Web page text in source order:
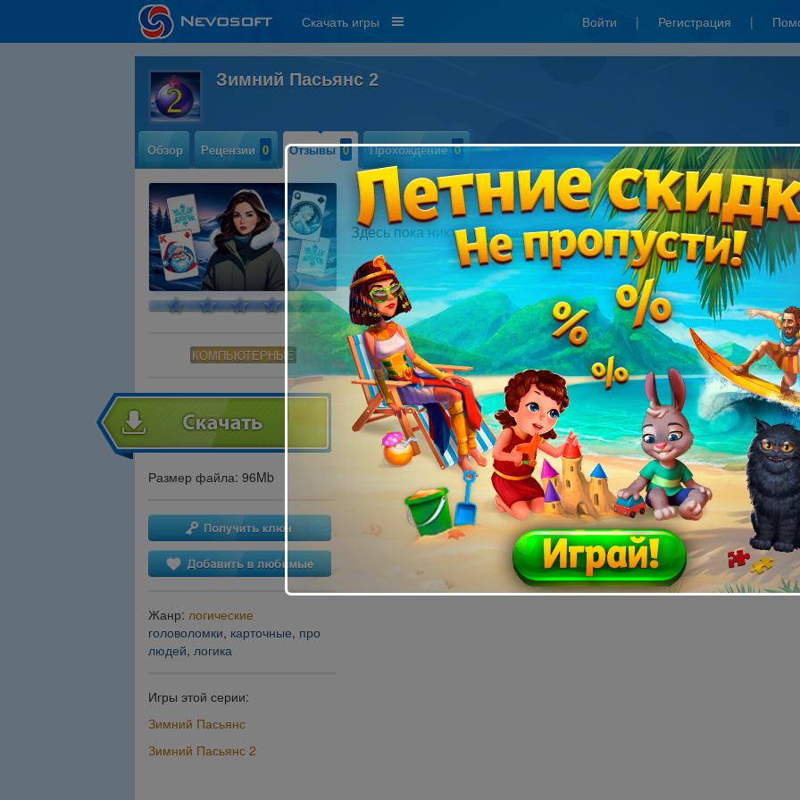
Скачать игры Войти | Регистрация |
Зимний Пасьянс 2
Обзор Рецензии 0 Отзывы 0 Прохождение 0
КОМПЬЮТЕРНЫЕ
Размер файла: 96Mb
Жанр: логические
головоломки, карточные, про
людей, логика
Игры этой серии:
Зимний Пасьянс
Зимний Пасьянс 2
Написать отзыв
Здесь пока никто не писал